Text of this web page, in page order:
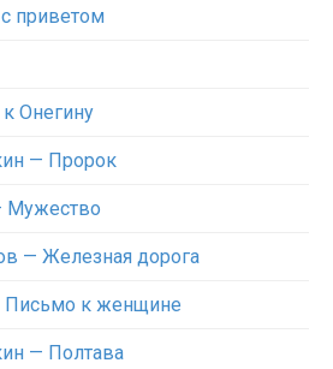
приветом
Онегину
— Пророк
Мужество
— Железная дорога
Письмо к женщине
— Полтава